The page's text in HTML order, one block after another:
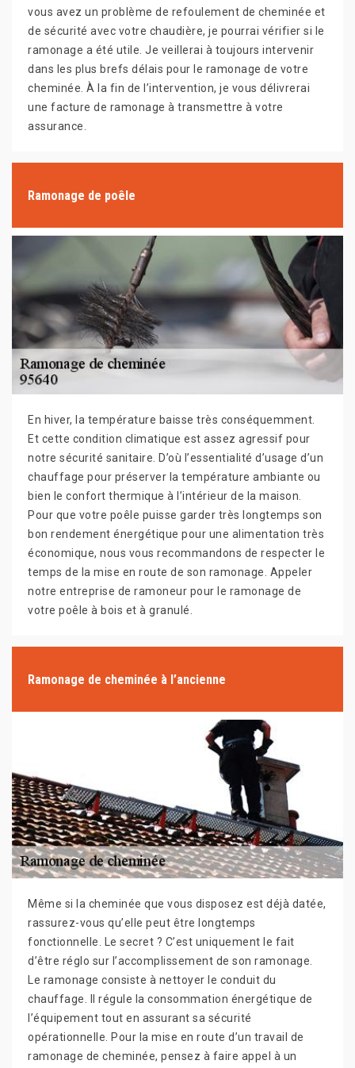
vous avez un problème de refoulement de cheminée et
de sécurité avec votre chaudière, je pourrai vérifier si le
ramonage a été utile. Je veillerai à toujours intervenir
dans les plus brefs délais pour le ramonage de votre
cheminée. À la fin de l’intervention, je vous délivrerai
une facture de ramonage à transmettre à votre
assurance.
Ramonage de poêle
En hiver, la température baisse très conséquemment.
Et cette condition climatique est assez agressif pour
notre sécurité sanitaire. D’où l’essentialité d’usage d’un
chauffage pour préserver la température ambiante ou
bien le confort thermique à l’intérieur de la maison.
Pour que votre poêle puisse garder très longtemps son
bon rendement énergétique pour une alimentation très
économique, nous vous recommandons de respecter le
temps de la mise en route de son ramonage. Appeler
notre entreprise de ramoneur pour le ramonage de
votre poêle à bois et à granulé.
Ramonage de cheminée à l’ancienne
Même si la cheminée que vous disposez est déjà datée,
rassurez-vous qu’elle peut être longtemps
fonctionnelle. Le secret ? C’est uniquement le fait
d’être réglo sur l’accomplissement de son ramonage.
Le ramonage consiste à nettoyer le conduit du
chauffage. Il régule la consommation énergétique de
l’équipement tout en assurant sa sécurité
opérationnelle. Pour la mise en route d’un travail de
ramonage de cheminée, pensez à faire appel à un